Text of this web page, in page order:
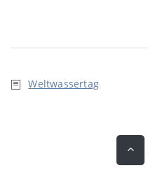
Weltwassertag